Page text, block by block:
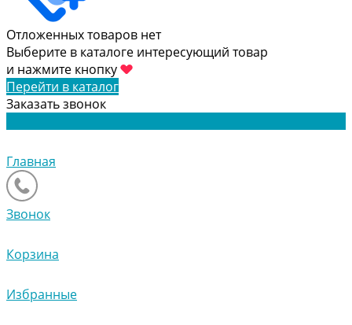
Отложенных товаров нет
Выберите в каталоге интересующий товар
и нажмите кнопку
Перейти в каталог
Заказать звонок
Главная
Звонок
Корзина
Избранные